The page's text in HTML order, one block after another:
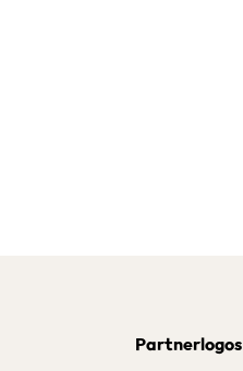
Partnerlogos